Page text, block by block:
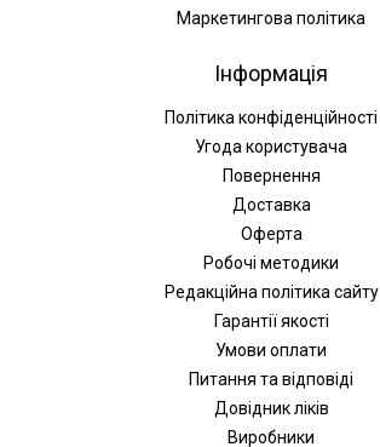
Маркетингова політика
Інформація
Політика конфіденційності
Угода користувача
Повернення
Доставка
Оферта
Робочі методики
Редакційна політика сайту
Гарантії якості
Умови оплати
Питання та відповіді
Довідник ліків
Виробники